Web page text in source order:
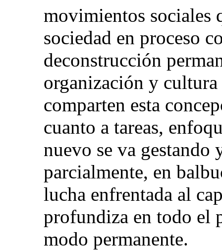
movimientos sociales
sociedad en proceso
deconstrucción
organización y cultura
comparten esta
cuanto a tareas,
nuevo se va gestando
parcialmente, en
lucha enfrentada al
profundiza en todo el
modo permanente.